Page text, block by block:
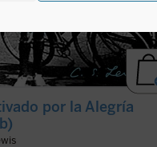
por la Alegría